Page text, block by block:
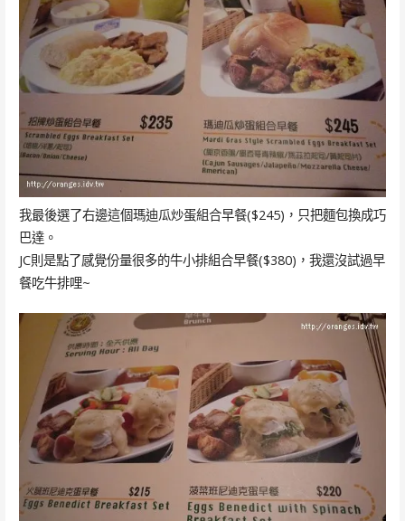
我最後選了右邊這個瑪迪瓜炒蛋組合早餐($245)，只把麵包換成巧
巴達。
JC則是點了感覺份量很多的牛小排組合早餐($380)，我還沒試過早
餐吃牛排哩~